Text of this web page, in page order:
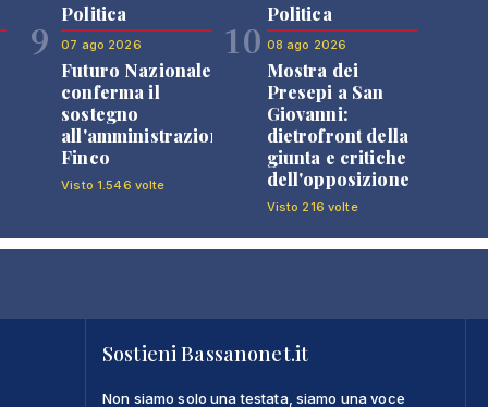
9
Politica
07 ago 2026
Futuro Nazionale
conferma il
sostegno
all'amministrazione
Finco
Visto 1.546 volte
10
Politica
08 ago 2026
Mostra dei
Presepi a San
Giovanni:
dietrofront della
giunta e critiche
dell'opposizione
Visto 216 volte
Sostieni Bassanonet.it
Non siamo solo una testata, siamo una voce